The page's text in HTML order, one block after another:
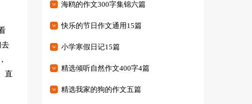
直
海鸥的作文300字集锦六篇
快乐的节日作文通用15篇
小学寒假日记15篇
精选倾听自然作文400字4篇
精选我家的狗的作文五篇